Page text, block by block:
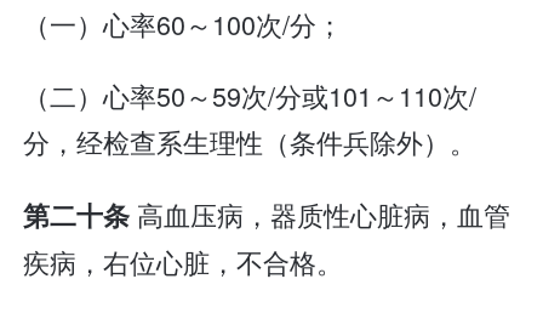
（一）心率60～100次/分；
（二）心率50～59次/分或101～110次/
分，经检查系生理性（条件兵除外）。
第二十条 高血压病，器质性心脏病，血管
疾病，右位心脏，不合格。